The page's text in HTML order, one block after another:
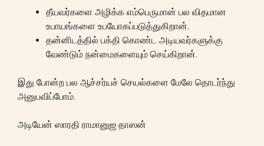
தீயவர்களை அழிக்க எம்பெருமான் பல விதமான
உபாயங்களை உபயோகப்படுத்துகிறான்.
தன்னிடத்தில் பக்தி கொண்ட அடியவர்களுக்கு
வேண்டும் நன்மைகளையும் செய்கிறான்.
இது போன்ற பல ஆச்சர்யச் செயல்களை மேலே தொடர்ந்து
அனுபவிப்போம்.
அடியேன் ஸாரதி ராமானுஜ தாஸன்